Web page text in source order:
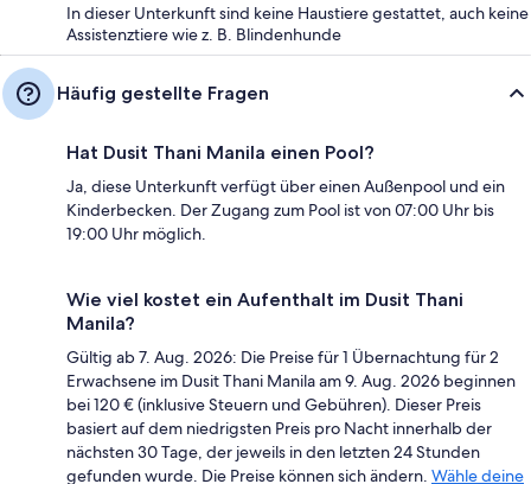
In dieser Unterkunft sind keine Haustiere gestattet, auch keine
Assistenztiere wie z. B. Blindenhunde
Häufig gestellte Fragen
Hat Dusit Thani Manila einen Pool?
Ja, diese Unterkunft verfügt über einen Außenpool und ein
Kinderbecken. Der Zugang zum Pool ist von 07:00 Uhr bis
19:00 Uhr möglich.
Wie viel kostet ein Aufenthalt im Dusit Thani
Manila?
Gültig ab 7. Aug. 2026: Die Preise für 1 Übernachtung für 2
Erwachsene im Dusit Thani Manila am 9. Aug. 2026 beginnen
bei 120 € (inklusive Steuern und Gebühren). Dieser Preis
basiert auf dem niedrigsten Preis pro Nacht innerhalb der
nächsten 30 Tage, der jeweils in den letzten 24 Stunden
gefunden wurde. Die Preise können sich ändern. Wähle deine